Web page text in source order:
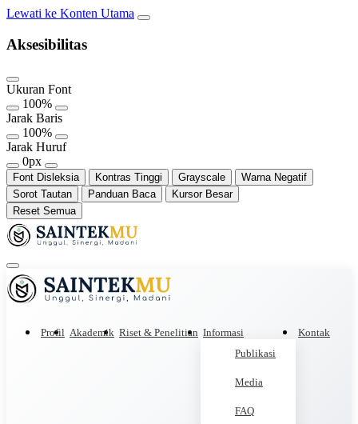
Lewati ke Konten Utama
Aksesibilitas
Ukuran Font
100%
Jarak Baris
100%
Jarak Huruf
0px
Font Disleksia Kontras Tinggi Grayscale
Warna Negatif
Sorot Tautan
Panduan Baca
Kursor Besar
Reset Semua
Profil Akademik Riset & Penelitian Informasi
Publikasi
Media
FAQ
Kontak